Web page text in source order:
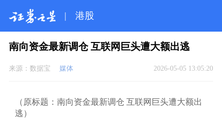
| 港股
南向资金最新调仓 互联网巨头遭大额出逃
来源： 数据宝 媒体 2026-05-05 13:05:20
（原标题：南向资金最新调仓 互联网巨头遭大额出
逃）